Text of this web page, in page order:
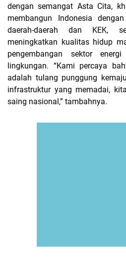
dengan semangat Asta Cita,
membangun Indonesia
daerah-daerah dan KEK,
meningkatkan kualitas hidup
pengembangan sektor
lingkungan. “Kami percaya
adalah tulang punggung
infrastruktur yang memadai,
saing nasional,” tambahnya.